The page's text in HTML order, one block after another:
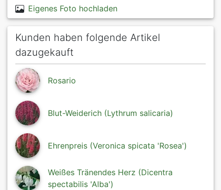
Eigenes Foto hochladen
Kunden haben folgende Artikel
dazugekauft
Rosario
Blut-Weiderich (Lythrum salicaria)
Ehrenpreis (Veronica spicata 'Rosea')
Weißes Tränendes Herz (Dicentra
spectabilis 'Alba')